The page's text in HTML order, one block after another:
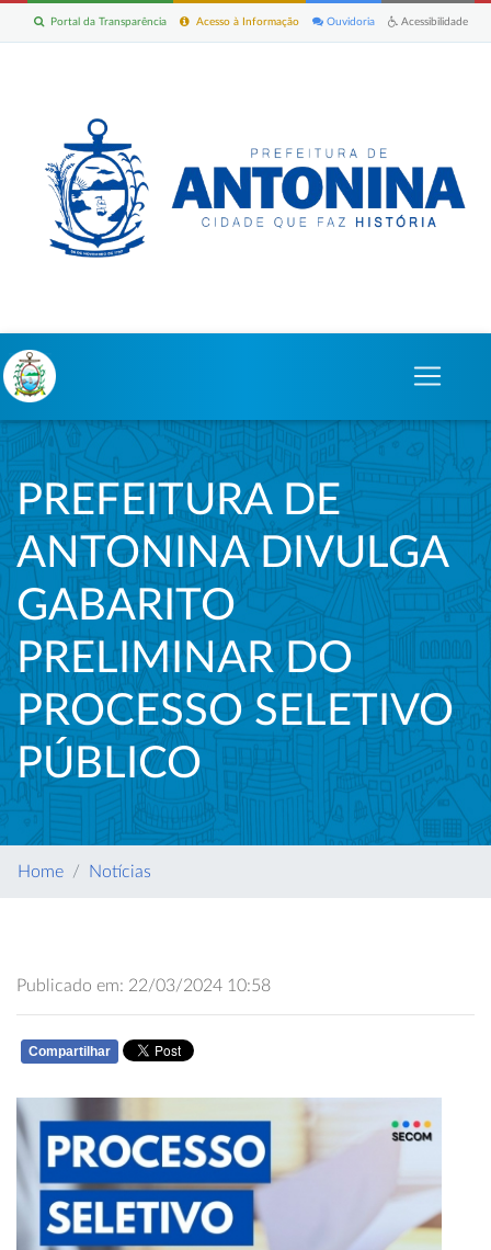
Acessibilidade
Ouvidoria
Acesso à Informação
Portal da Transparência
PREFEITURA DE
ANTONINA DIVULGA
GABARITO
PRELIMINAR DO
PROCESSO SELETIVO
PÚBLICO
Home Notícias
Publicado em: 22/03/2024 10:58
Compartilhar